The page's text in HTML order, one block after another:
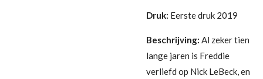
Druk: Eerste druk 2019
Beschrijving: Al zeker tien
lange jaren is Freddie
verliefd op Nick LeBeck, en